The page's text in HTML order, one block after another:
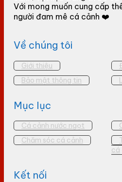
Với mong muốn cung cấp
người đam mê cá cảnh ❤️
Về chúng tôi
Giới thiệu
Bảo mật thông tin
Mục lục
Cá cảnh nước ngọt
Chăm sóc cá cảnh
cá
Kết nối